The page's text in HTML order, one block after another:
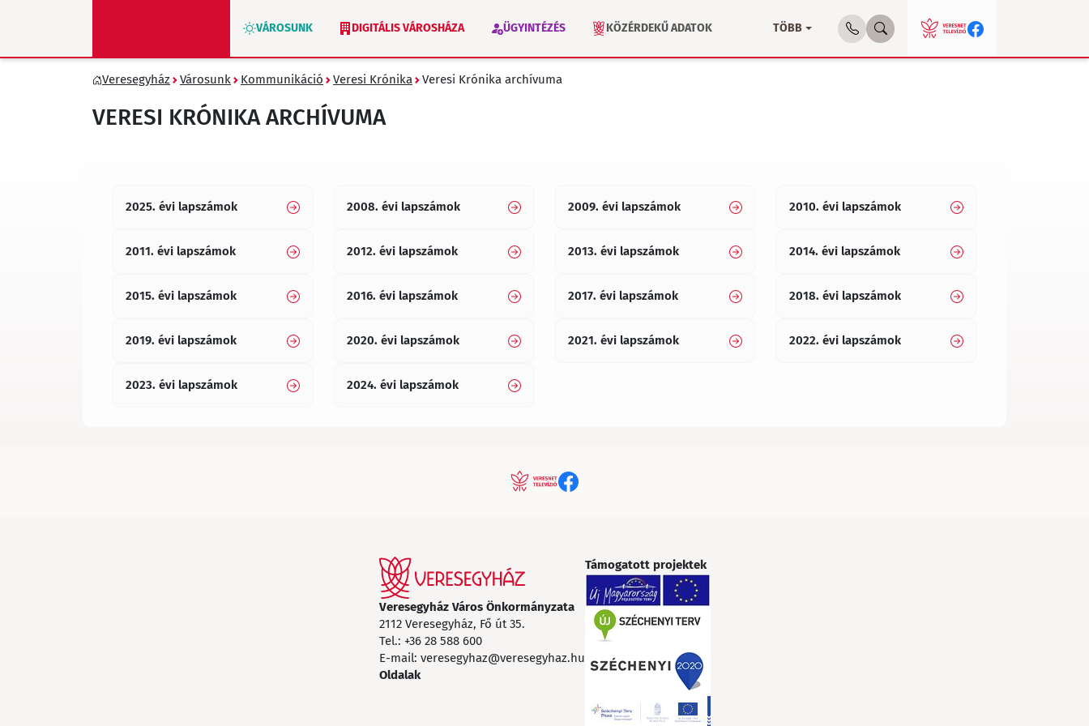
VÁROSUNK DIGITÁLIS VÁROSHÁZA ÜGYINTÉZÉS KÖZÉRDEKŰ ADATOK
ZÖLD VERESEGYHÁZ VÁLASZTÁS 2026 INTÉZMÉNYEK
TÖBB
Veresegyház Városunk Kommunikáció Veresi Krónika Veresi Krónika archívuma
VERESI KRÓNIKA ARCHÍVUMA
2025. évi lapszámok 2008. évi lapszámok 2009. évi lapszámok 2010. évi lapszámok
2011. évi lapszámok 2012. évi lapszámok 2013. évi lapszámok 2014. évi lapszámok
2015. évi lapszámok 2016. évi lapszámok 2017. évi lapszámok 2018. évi lapszámok
2019. évi lapszámok 2020. évi lapszámok 2021. évi lapszámok 2022. évi lapszámok
2023. évi lapszámok 2024. évi lapszámok
Veresegyház Város Önkormányzata
2112 Veresegyház, Fő út 35.
Tel.: +36 28 588 600
E-mail: veresegyhaz@veresegyhaz.hu
Oldalak
Támogatott projektek